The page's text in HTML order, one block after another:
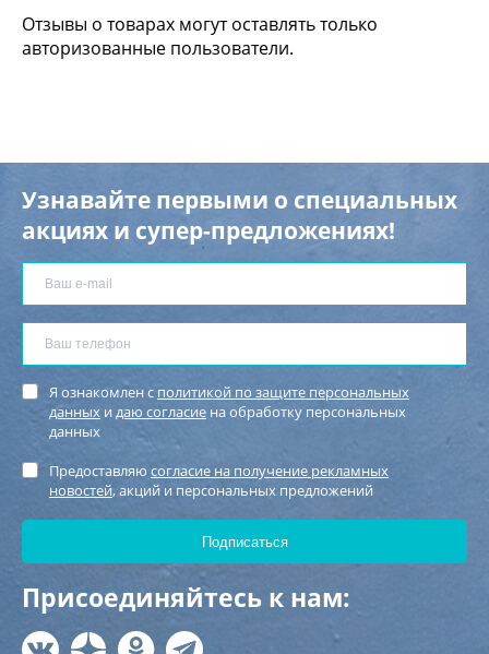
Отзывы о товарах могут оставлять только
авторизованные пользователи.
Узнавайте первыми о специальных
акциях и супер-предложениях!
Я ознакомлен с политикой по защите персональных
данных и даю согласие на обработку персональных
данных
Предоставляю согласие на получение рекламных
новостей, акций и персональных предложений
Присоединяйтесь к нам: